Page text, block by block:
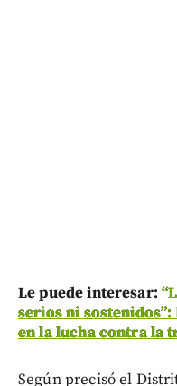
Le puede interesar:
serios ni sostenidos”:
en la lucha contra la
Según precisó el